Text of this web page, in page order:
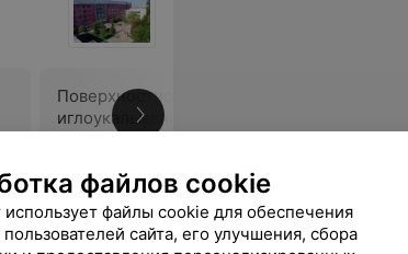
Поверхностное
иглоукалывание
высокооплачиваемую зарплату, крепкого здоровья, жизненного благополучия,процветания во всём,успехов в трудной работе, побольше благодарных пациентов! Еще
файлов cookie
использует файлы cookie для обеспечения
пользователей сайта, его улучшения, сбора